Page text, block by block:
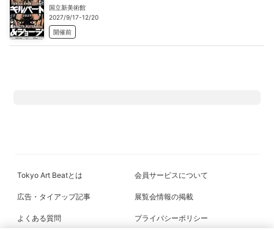
国立新美術館
2027/9/17-12/20
開催前
Tokyo Art Beatとは 会員サービスについて
広告・タイアップ記事 展覧会情報の掲載
よくある質問 プライバシーポリシー